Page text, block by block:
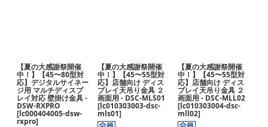
絞り込む
【夏の大感謝祭開催
中！】【45〜80型対
応】デジタルサイネー
ジ用 マルチディスプ
レイ対応 壁掛け金具 -
DSW-RXPRO
[lc000404005-dsw-
rxpro]
【夏の大感謝祭開催
中！】【45〜55型対
応】店舗向け ディス
プレイ天吊り金具 ２
画面用 - DSC-MLS01
[lc010303003-dsc-
mls01]
【夏の大感謝祭開催
中！】【45〜55型対
応】店舗向け ディス
プレイ天吊り金具 ２
画面用 - DSC-MLL02
[lc010303004-dsc-
mll02]